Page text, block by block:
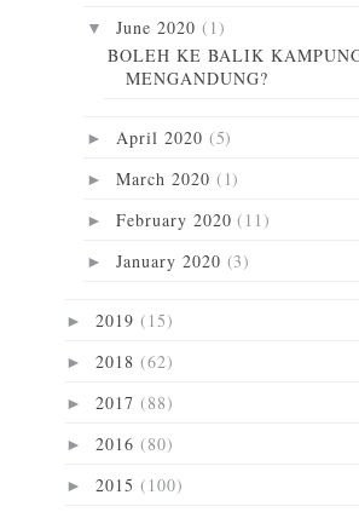
▼ June 2020 (1)
BOLEH KE BALIK
MENGANDUNG?
► April 2020 (5)
► March 2020 (1)
► February 2020(11)
► January 2020 (3)
► 2019 (15)
► 2018 (62)
► 2017 (88)
► 2016 (80)
► 2015 (100)